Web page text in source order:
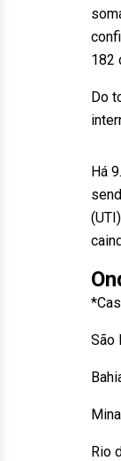
182
Do
Há
São
Rio